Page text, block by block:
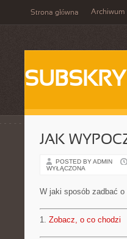
Strona główna Archiwum
JAK
POSTED BY ADMIN
WYŁĄCZONA
W jaki sposób zadbać o
1. Zobacz, o co chodzi